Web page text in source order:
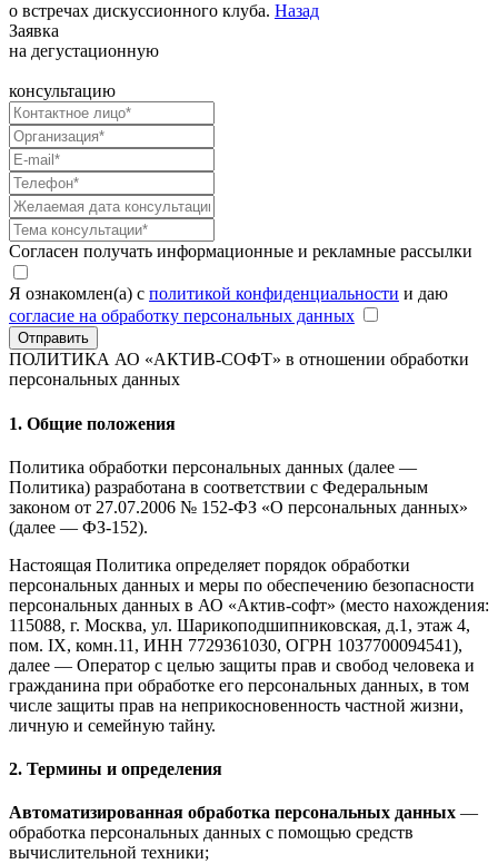
о встречах дискуссионного клуба. Назад
Заявка
на дегустационную
консультацию
Согласен получать информационные и рекламные рассылки
Я ознакомлен(а) с политикой конфиденциальности и даю
согласие на обработку персональных данных
Отправить
ПОЛИТИКА АО «АКТИВ-СОФТ» в отношении обработки
персональных данных
1. Общие положения
Политика обработки персональных данных (далее —
Политика) разработана в соответствии с Федеральным
законом от 27.07.2006 № 152-ФЗ «О персональных данных»
(далее — ФЗ-152).
Настоящая Политика определяет порядок обработки
персональных данных и меры по обеспечению безопасности
персональных данных в АО «Актив-софт» (место нахождения:
115088, г. Москва, ул. Шарикоподшипниковская, д.1, этаж 4,
пом. IX, комн.11, ИНН 7729361030, ОГРН 1037700094541),
далее — Оператор с целью защиты прав и свобод человека и
гражданина при обработке его персональных данных, в том
числе защиты прав на неприкосновенность частной жизни,
личную и семейную тайну.
2. Термины и определения
Автоматизированная обработка персональных данных —
обработка персональных данных с помощью средств
вычислительной техники;